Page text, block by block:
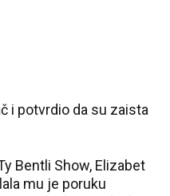
i potvrdio da su zaista
Bentli Show, Elizabet
mu je poruku